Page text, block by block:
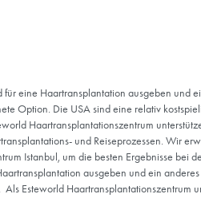
in den USA
Unterschied zwischen dem
Stelle, während die Türkei an
ein attraktives Ziel für den
Stätten, unberührte Strände
vergleichen, werden Sie